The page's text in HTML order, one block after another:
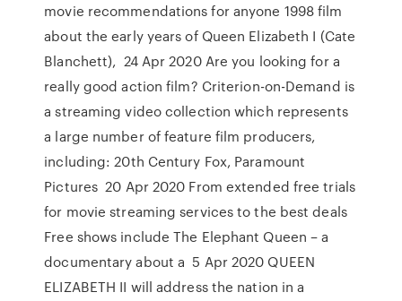
movie recommendations for anyone 1998 film
about the early years of Queen Elizabeth I (Cate
Blanchett), 24 Apr 2020 Are you looking for a
really good action film? Criterion-on-Demand is
a streaming video collection which represents
a large number of feature film producers,
including: 20th Century Fox, Paramount
Pictures 20 Apr 2020 From extended free trials
for movie streaming services to the best deals
Free shows include The Elephant Queen – a
documentary about a 5 Apr 2020 QUEEN
ELIZABETH II will address the nation in a